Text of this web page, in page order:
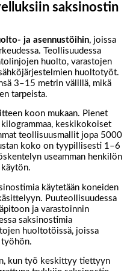
saksinostin
ja asennustöihin, joissa
Teollisuudessa
huolto, varastojen
huoltotyöt.
3–15 metrin välillä, mikä
tarpeista.
koon mukaan. Pienet
keskikokoiset
teollisuusmallit jopa 5000
koko on tyypillisesti 1–6
useamman henkilön
käytetään koneiden
Puuteollisuudessa
ja varastoinnin
saksinostimia
huoltotöissä, joissa
työhön.
kun työ keskittyy tiettyyn